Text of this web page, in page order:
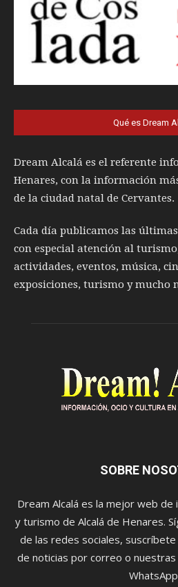
Qué es Dream
Dream Alcalá es el referente
Henares, con la información
de la ciudad natal de Cervantes.
Cada día publicamos las
con especial atención al
actividades, eventos, música,
exposiciones, turismo y mucho
SOBRE
Dream Alcalá es la mejor web de
y turismo de Alcalá de Henares.
de las redes sociales,
de noticias por correo o